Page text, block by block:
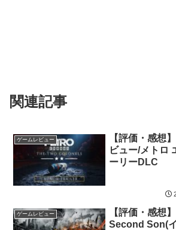
関連記事
ゲームレビュー
【評価・感想
ビュー/メトロ
ーリーDLC
ゲームレビュー
【評価・感想
Second Son(